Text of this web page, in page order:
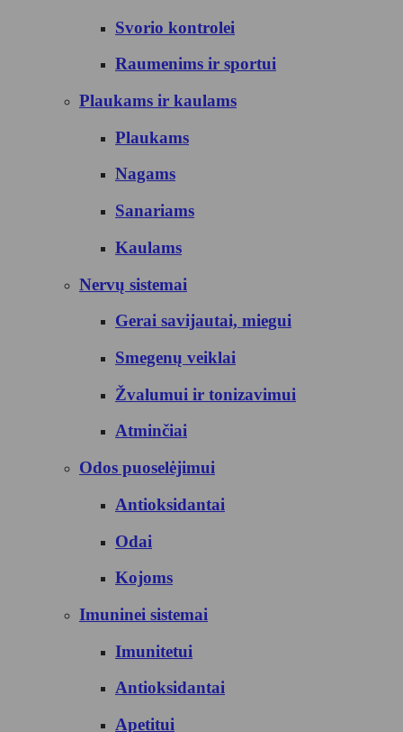
Svorio kontrolei
Raumenims ir sportui
Plaukams ir kaulams
Plaukams
Nagams
Sanariams
Kaulams
Nervų sistemai
Gerai savijautai, miegui
Smegenų veiklai
Žvalumui ir tonizavimui
Atminčiai
Odos puoselėjimui
Antioksidantai
Odai
Kojoms
Imuninei sistemai
Imunitetui
Antioksidantai
Apetitui